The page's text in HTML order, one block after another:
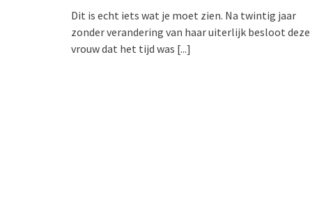
Dit is echt iets wat je moet zien. Na twintig jaar
zonder verandering van haar uiterlijk besloot deze
vrouw dat het tijd was [...]